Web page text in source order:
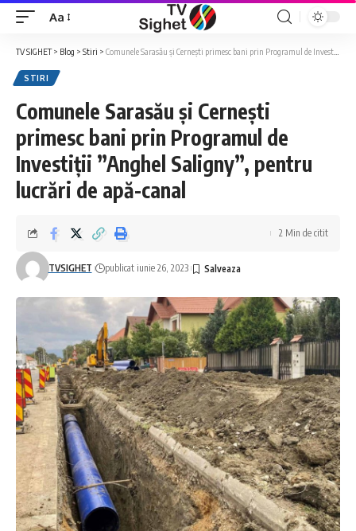
Font
Resizer
Aa
TV SIGHET> Blog > Stiri > Comunele Sarasău și Cernești primesc bani prin Programul de Investiții ”Anghel Saligny”, pentru lucrări de apă-canal
STIRI
Comunele Sarasău și Cernești
primesc bani prin Programul de
Investiții ”Anghel Saligny”, pentru
lucrări de apă-canal
TVSIGHET publicat iunie 26, 2023
2 Min de citit